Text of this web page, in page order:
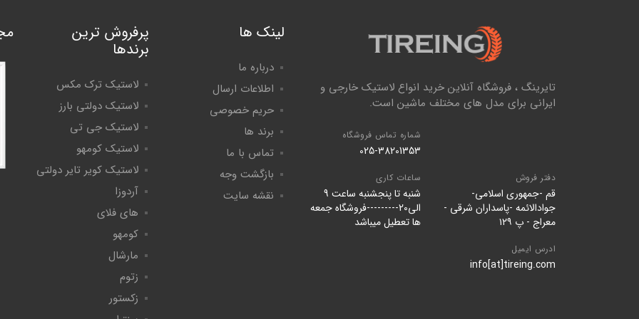
تایرینگ ، فروشگاه آنلاین خرید انواع لاستیک خارجی و
ایرانی برای مدل های مختلف ماشین است.
شماره تماس فروشگاه
025-38201353
دفتر فروش
قم -جمهوری اسلامی-
جوادالائمه -پاسداران شرقی -
معراج - پ ۱۲۹
ساعات کاری
شنبه تا پنجشنبه ساعت 9
الی20---------فروشگاه جمعه
ها تعطیل میباشد
ادرس ایمیل
info[at]tireing.com
لینک ها
درباره ما
اطلاعات ارسال
حریم خصوصی
برند ها
تماس با ما
بازگشت وجه
نقشه سایت
پرفروش ترین
برندها
لاستیک ترک مکس
لاستیک دولتی بارز
لاستیک جی تی
لاستیک کومهو
لاستیک کویر تایر دولتی
آردوزا
های فلای
کومهو
مارشال
زتوم
زکستور